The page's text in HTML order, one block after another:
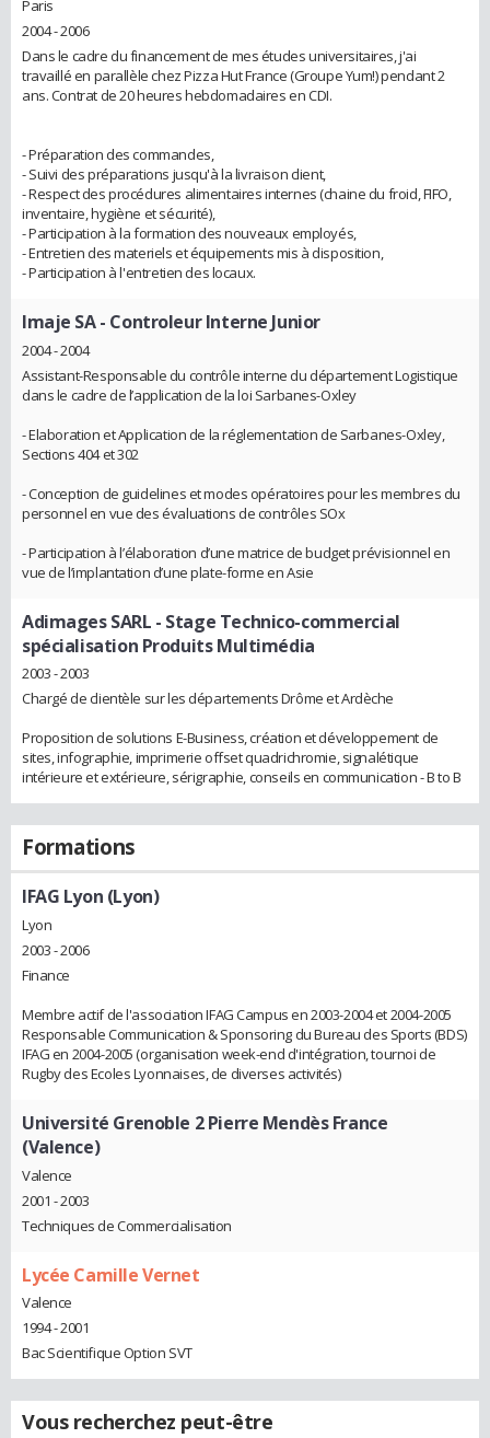
Paris
2004 - 2006
Dans le cadre du financement de mes études universitaires, j'ai
travaillé en parallèle chez Pizza Hut France (Groupe Yum!) pendant 2
ans. Contrat de 20 heures hebdomadaires en CDI.
- Préparation des commandes,
- Suivi des préparations jusqu'à la livraison client,
- Respect des procédures alimentaires internes (chaine du froid, FIFO,
inventaire, hygiène et sécurité),
- Participation à la formation des nouveaux employés,
- Entretien des materiels et équipements mis à disposition,
- Participation à l'entretien des locaux.
Imaje SA- Controleur Interne Junior
2004 - 2004
Assistant-Responsable du contrôle interne du département Logistique
dans le cadre de l’application de la loi Sarbanes-Oxley
- Elaboration et Application de la réglementation de Sarbanes-Oxley,
Sections 404 et 302
- Conception de guidelines et modes opératoires pour les membres du
personnel en vue des évaluations de contrôles SOx
- Participation à l’élaboration d’une matrice de budget prévisionnel en
vue de l’implantation d’une plate-forme en Asie
Adimages SARL - Stage Technico-commercial
spécialisation Produits Multimédia
2003 - 2003
Chargé de clientèle sur les départements Drôme et Ardèche
Proposition de solutions E-Business, création et développement de
sites, infographie, imprimerie offset quadrichromie, signalétique
intérieure et extérieure, sérigraphie, conseils en communication - B to B
Formations
IFAG Lyon (Lyon)
Lyon
2003 - 2006
Finance
Membre actif de l'association IFAG Campus en 2003-2004 et 2004-2005
Responsable Communication & Sponsoring du Bureau des Sports (BDS)
IFAG en 2004-2005 (organisation week-end d'intégration, tournoi de
Rugby des Ecoles Lyonnaises, de diverses activités)
Université Grenoble 2 Pierre Mendès France
(Valence)
Valence
2001 - 2003
Techniques de Commercialisation
Lycée Camille Vernet
Valence
1994 - 2001
Bac Scientifique Option SVT
Vous recherchez peut-être